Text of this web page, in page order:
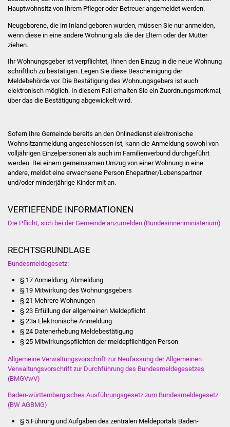
Veranstaltungen
Stadtfest
Einrichtungen
Hallenbad
Stadtarchiv
Zehntscheuer
Kulturhalle
Beirat Süßener Vereine
Sportanlagen
Tourismus
Erlebnisregion
Route der
Hauptwohnsitz von Ihrem Pfleger oder Betreuer angemeldet werden.
Neugeborene, die im Inland geboren wurden, müssen Sie nur anmelden,
wenn diese in eine andere Wohnung als die der Eltern oder der Mutter
ziehen.
Ihr Wohnungsgeber ist verpflichtet, Ihnen den Einzug in die neue Wohnung
schriftlich zu bestätigen. Legen Sie diese Bescheinigung der
Meldebehörde vor. Die Bestätigung des Wohnungsgebers ist auch
elektronisch möglich. In diesem Fall erhalten Sie ein Zuordnungsmerkmal,
über das die Bestätigung abgewickelt wird.
Sofern Ihre Gemeinde bereits an den Onlinedienst elektronische
Wohnsitzanmeldung angeschlossen ist, kann die Anmeldung sowohl von
volljährigen Einzelpersonen als auch im Familienverbund durchgeführt
werden. Bei einem gemeinsamen Umzug von einer Wohnung in eine
andere, meldet eine erwachsene Person Ehepartner/Lebenspartner
und/oder minderjährige Kinder mit an.
VERTIEFENDE INFORMATIONEN
Die Pflicht, sich bei der Gemeinde anzumelden (Bundesinnenministerium)
RECHTSGRUNDLAGE
Bundesmeldegesetz:
§ 17 Anmeldung, Abmeldung
§ 19 Mitwirkung des Wohnungsgebers
§ 21 Mehrere Wohnungen
§ 23 Erfüllung der allgemeinen Meldepflicht
§ 23a Elektronische Anmeldung
§ 24 Datenerhebung Meldebestätigung
§ 25 Mitwirkungspflichten der meldepflichtigen Person
Allgemeine Verwaltungsvorschrift zur Neufassung der Allgemeinen
Verwaltungsvorschrift zur Durchführung des Bundesmeldegesetzes
(BMGVwV)
Baden-württembergisches Ausführungsgesetz zum Bundesmeldegesetz
(BW AGBMG)
§ 5 Führung und Aufgaben des zentralen Meldeportals Baden-